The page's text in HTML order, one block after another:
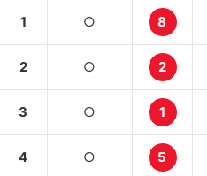
1 ○ 8
2 ○ 2
3 ○ 1
4 ○ 5